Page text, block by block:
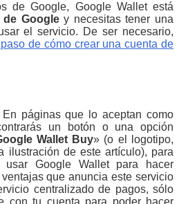
de Google, Google Wallet está
Googley necesitas tener una
el servicio. De ser necesario,
de cómo crear una cuenta de
En páginas que lo aceptan como
un botón o una opción
Wallet Buy» (o el logotipo,
ilustración de este artículo), para
usar Google Wallet para hacer
que anuncia este servicio
centralizado de pagos, sólo